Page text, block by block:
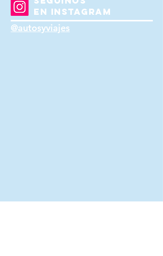
EN INSTAGRAM
@autosyviajes